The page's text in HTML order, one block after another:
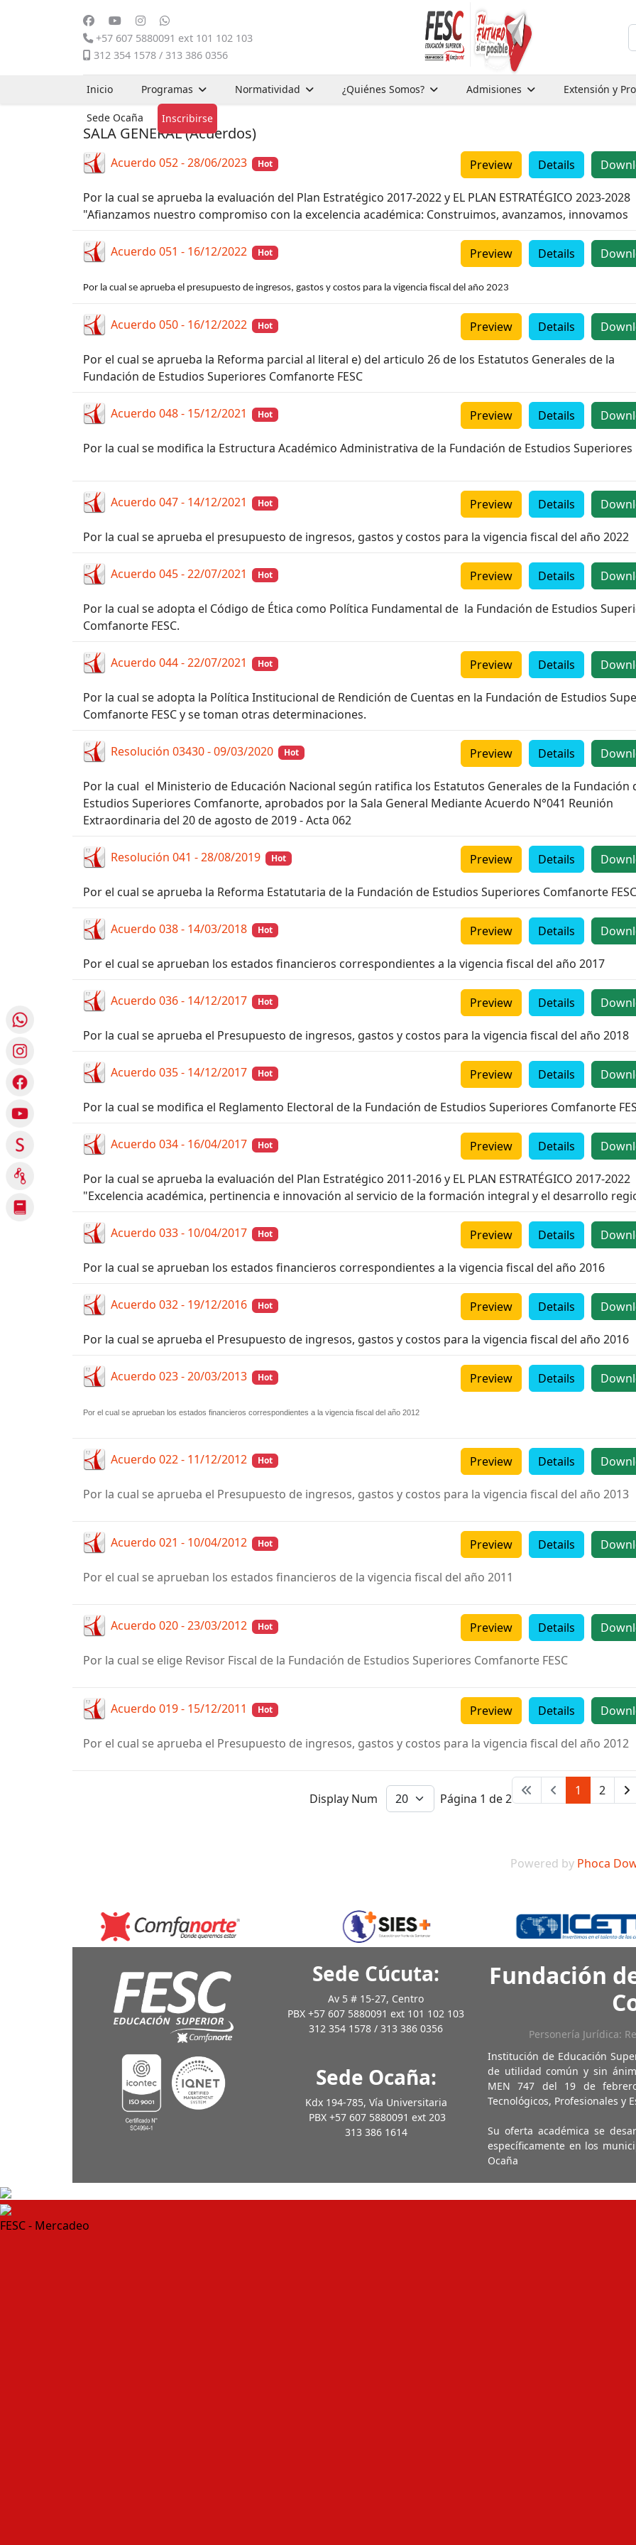
+57 607 5880091 ext 101 102 103
312 354 1578 / 313 386 0356
Inicio Programas Normatividad ¿Quiénes Somos? Admisiones Extensión y
Sede Ocaña Inscribirse
SALA GENERAL (Acuerdos)
Acuerdo 052 - 28/06/2023 Hot Details
Preview
Por la cual se aprueba la evaluación del Plan Estratégico 2017-2022 y EL PLAN ESTRATÉGICO 2023-2028
"Afianzamos nuestro compromiso con la excelencia académica: Construimos, avanzamos, innovamos
Acuerdo 051 - 16/12/2022 Hot Details
Preview
Por la cual se aprueba el presupuesto de ingresos, gastos y costos para la vigencia fiscal del año 2023
Acuerdo 050 - 16/12/2022 Hot Details
Preview
Por el cual se aprueba la Reforma parcial al literal e) del articulo 26 de los Estatutos Generales de la
Fundación de Estudios Superiores Comfanorte FESC
Acuerdo 048 - 15/12/2021 Hot Details
Preview
Por la cual se modifica la Estructura Académico Administrativa de la Fundación de Estudios Superiores
Acuerdo 047 - 14/12/2021 Hot Details
Preview
Por la cual se aprueba el presupuesto de ingresos, gastos y costos para la vigencia fiscal del año 2022
Acuerdo 045 - 22/07/2021 Hot Details
Preview
Por la cual se adopta el Código de Ética como Política Fundamental de la Fundación de Estudios
Comfanorte FESC.
Acuerdo 044 - 22/07/2021 Hot Details
Preview
Por la cual se adopta la Política Institucional de Rendición de Cuentas en la Fundación de Estudios
Comfanorte FESC y se toman otras determinaciones.
Resolución 03430 - 09/03/2020 Hot Details
Preview
Por la cual el Ministerio de Educación Nacional según ratifica los Estatutos Generales de la Fundación
Estudios Superiores Comfanorte, aprobados por la Sala General Mediante Acuerdo N°041 Reunión
Extraordinaria del 20 de agosto de 2019 - Acta 062
Resolución 041 - 28/08/2019 Hot Details
Preview
Por el cual se aprueba la Reforma Estatutaria de la Fundación de Estudios Superiores Comfanorte FESC
Acuerdo 038 - 14/03/2018 Hot Details
Preview
Por el cual se aprueban los estados financieros correspondientes a la vigencia fiscal del año 2017
Acuerdo 036 - 14/12/2017 Hot Details
Preview
Por la cual se aprueba el Presupuesto de ingresos, gastos y costos para la vigencia fiscal del año 2018
Acuerdo 035 - 14/12/2017 Hot Details
Preview
Por la cual se modifica el Reglamento Electoral de la Fundación de Estudios Superiores Comfanorte
Acuerdo 034 - 16/04/2017 Hot Details
Preview
Por la cual se aprueba la evaluación del Plan Estratégico 2011-2016 y EL PLAN ESTRATÉGICO 2017-2022
"Excelencia académica, pertinencia e innovación al servicio de la formación integral y el desarrollo
Acuerdo 033 - 10/04/2017 Hot Details
Preview
Por la cual se aprueban los estados financieros correspondientes a la vigencia fiscal del año 2016
Acuerdo 032 - 19/12/2016 Hot Details
Preview
Por la cual se aprueba el Presupuesto de ingresos, gastos y costos para la vigencia fiscal del año 2016
Acuerdo 023 - 20/03/2013 Hot Details
Preview
Por el cual se aprueban los estados financieros correspondientes a la vigencia fiscal del año 2012
Acuerdo 022 - 11/12/2012 Hot Details
Preview
Por la cual se aprueba el Presupuesto de ingresos, gastos y costos para la vigencia fiscal del año 2013
Acuerdo 021 - 10/04/2012 Hot Details
Preview
Por el cual se aprueban los estados financieros de la vigencia fiscal del año 2011
Acuerdo 020 - 23/03/2012 Hot Details
Preview
Por la cual se elige Revisor Fiscal de la Fundación de Estudios Superiores Comfanorte FESC
Acuerdo 019 - 15/12/2011 Hot Details
Preview
Por el cual seaprueba el Presupuesto de ingresos, gastos y costos para la vigencia fiscal del año 2012
Display Num Página 1 de 2
1 2
Powered by Phoca
Sede Cúcuta:
Av 5 # 15-27, Centro
PBX +57 607 5880091 ext 101 102 103
312 354 1578 / 313 386 0356
Sede Ocaña:
Kdx 194-785, Vía Universitaria
PBX +57 607 5880091 ext 203
313 386 1614
Fundación
Personería Jurídica:
Institución de Educación
de utilidad común y sin
MEN 747 del 19 de
Tecnológicos, Profesionales y
Su oferta académica se
específicamente en los
Ocaña
FESC - Mercadeo